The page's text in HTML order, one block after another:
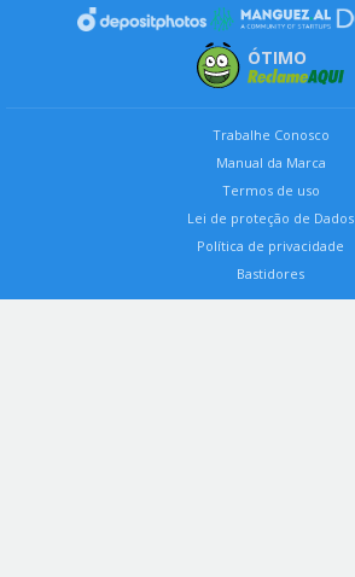
ÓTIMO
Trabalhe Conosco
Manual da Marca
Termos de uso
Lei de proteção de Dados
Política de privacidade
Bastidores